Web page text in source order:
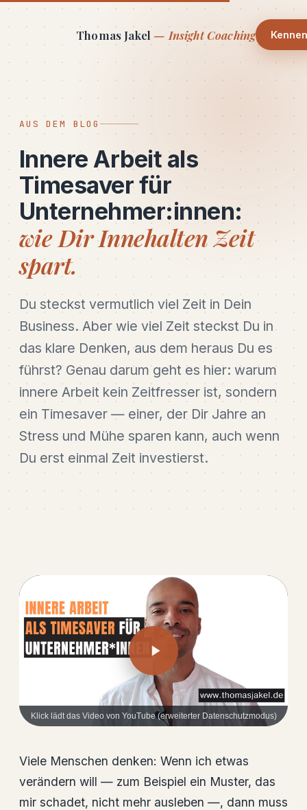
Thomas Jakel — Insight Coaching
AUS DEM BLOG
Innere Arbeit als
Timesaver für
Unternehmer:innen:
wie Dir Innehalten Zeit
spart.
Du steckst vermutlich viel Zeit in Dein
Business. Aber wie viel Zeit steckst Du in
das klare Denken, aus dem heraus Du es
führst? Genau darum geht es hier: warum
innere Arbeit kein Zeitfresser ist, sondern
ein Timesaver — einer, der Dir Jahre an
Stress und Mühe sparen kann, auch wenn
Du erst einmal Zeit investierst.
Klick lädt das Video von YouTube (erweiterter Datenschutzmodus)
Viele Menschen denken: Wenn ich etwas
verändern will — zum Beispiel ein Muster, das
mir schadet, nicht mehr ausleben —, dann muss